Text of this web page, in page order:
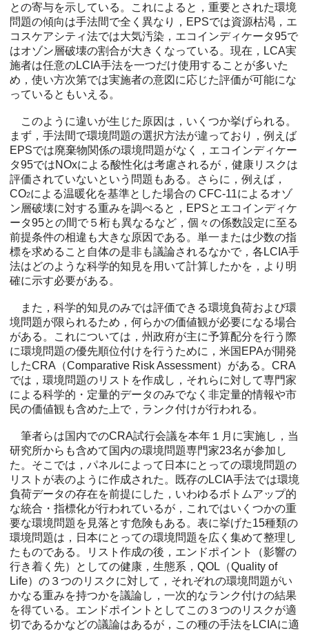
との寄与を示している。これによると，重要とされた環境
問題の傾向は手法間で全く異なり，EPSでは資源枯渇，エ
コスケアシティ法では大気汚染，エコインディケータ95で
はオゾン層破壊の割合が大きくなっている。現在，LCA実
施者は任意のLCIA手法を一つだけ使用することが多いた
め，使い方次第では実施者の意図に応じた評価が可能にな
っているともいえる。
このように違いが生じた原因は，いくつか挙げられる。
まず，手法間で環境問題の選択方法が違っており，例えば
EPSでは廃棄物関係の環境問題がなく，エコインディケー
タ95ではNOxによる酸性化は考慮されるが，健康リスクは
評価されていないという問題もある。さらに，例えば，
CO2による温暖化を基準とした場合の CFC-11によるオゾ
ン層破壊に対する重みを調べると，EPSとエコインディケ
ータ95との間で５桁も異なるなど，個々の係数設定に至る
前提条件の相違も大きな原因である。単一または少数の指
標を求めること自体の是非も議論されるなかで，各LCIA手
法はどのような科学的知見を用いて計算したかを，より明
確に示す必要がある。
また，科学的知見のみでは評価できる環境負荷および環
境問題が限られるため，何らかの価値観が必要になる場合
がある。これについては，州政府が主に予算配分を行う際
に環境問題の優先順位付けを行うために，米国EPAが開発
したCRA（Comparative Risk Assessment）がある。CRA
では，環境問題のリストを作成し，それらに対して専門家
による科学的・定量的データのみでなく非定量的情報や市
民の価値観も含めた上で，ランク付けが行われる。
筆者らは国内でのCRA試行会議を本年１月に実施し，当
研究所からも含めて国内の環境問題専門家23名が参加し
た。そこでは，パネルによって日本にとっての環境問題の
リストが表のように作成された。既存のLCIA手法では環境
負荷データの存在を前提にした，いわゆるボトムアップ的
な統合・指標化が行われているが，これではいくつかの重
要な環境問題を見落とす危険もある。表に挙げた15種類の
環境問題は，日本にとっての環境問題を広く集めて整理し
たものである。リスト作成の後，エンドポイント（影響の
行き着く先）としての健康，生態系，QOL（Quality of
Life）の３つのリスクに対して，それぞれの環境問題がい
かなる重みを持つかを議論し，一次的なランク付けの結果
を得ている。エンドポイントとしてこの３つのリスクが適
切であるかなどの議論はあるが，この種の手法をLCIAに適